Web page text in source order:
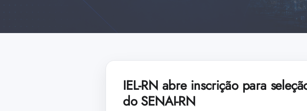
IEL-RN abre inscrição para
do SENAI-RN